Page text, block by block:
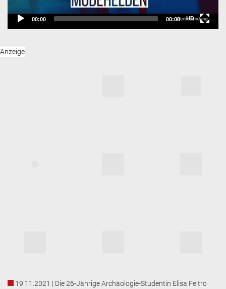
19.11.2021 | Die 26-Jährige Archäologie-Studentin Elisa Feltro